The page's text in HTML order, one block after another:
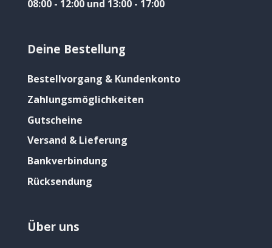
08:00 - 12:00 und 13:00 - 17:00
Deine Bestellung
Bestellvorgang & Kundenkonto
Zahlungsmöglichkeiten
Gutscheine
Versand & Lieferung
Bankverbindung
Rücksendung
Über uns